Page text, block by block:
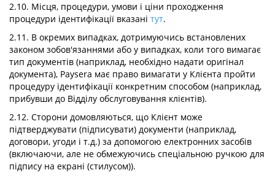
2.10. Місця, процедури, умови і ціни проходження
процедури ідентифікації вказані тут.
2.11. В окремих випадках, дотримуючись встановлених
законом зобов'язаннями або у випадках, коли того вимагає
тип документів (наприклад, необхідно надати оригінал
документа), Paysera має право вимагати у Клієнта пройти
процедуру ідентифікації конкретним способом (наприклад,
прибувши до Відділу обслуговування клієнтів).
2.12. Сторони домовляються, що Клієнт може
підтверджувати (підписувати) документи (наприклад,
договори, угоди і т.д.) за допомогою електронних засобів
(включаючи, але не обмежуючись спеціальною ручкою для
підпису на екрані (стилусом)).